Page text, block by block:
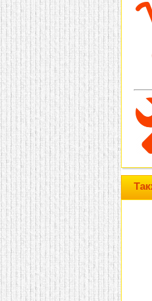
домашнем использовании.
Эта мебель имеет
некоторые преимущества
перед той же стенкой для
гостиной, к примеру,
поскольку она более
легкая и не загромождает
пространство. В спальне
этот предмет можно
поставить у изголовья
кровати, чтобы заполнить
пустующее там
место.
Также стеллажи
очень часто используют в
качестве разграничителей
комнаты, например, на
рабочую зону и
пространство для отдыха.
Особенно это актуально
для однокомнатных
квартир.